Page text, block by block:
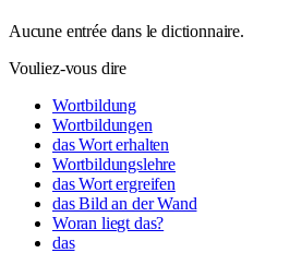
Aucune entrée dans le dictionnaire.
Vouliez-vous dire
Wortbildung
Wortbildungen
das Wort erhalten
Wortbildungslehre
das Wort ergreifen
das Bild an der Wand
Woran liegt das?
das